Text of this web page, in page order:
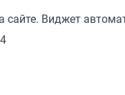
Виджет